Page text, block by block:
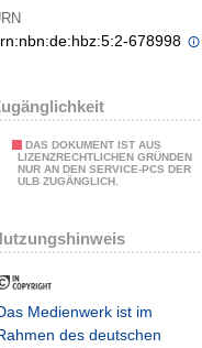
678998
DAS DOKUMENT IST AUS
LIZENZRECHTLICHEN GRÜNDEN
NUR AN DEN SERVICE-PCS DER
ULB ZUGÄNGLICH.
Medienwerk ist im
des deutschen